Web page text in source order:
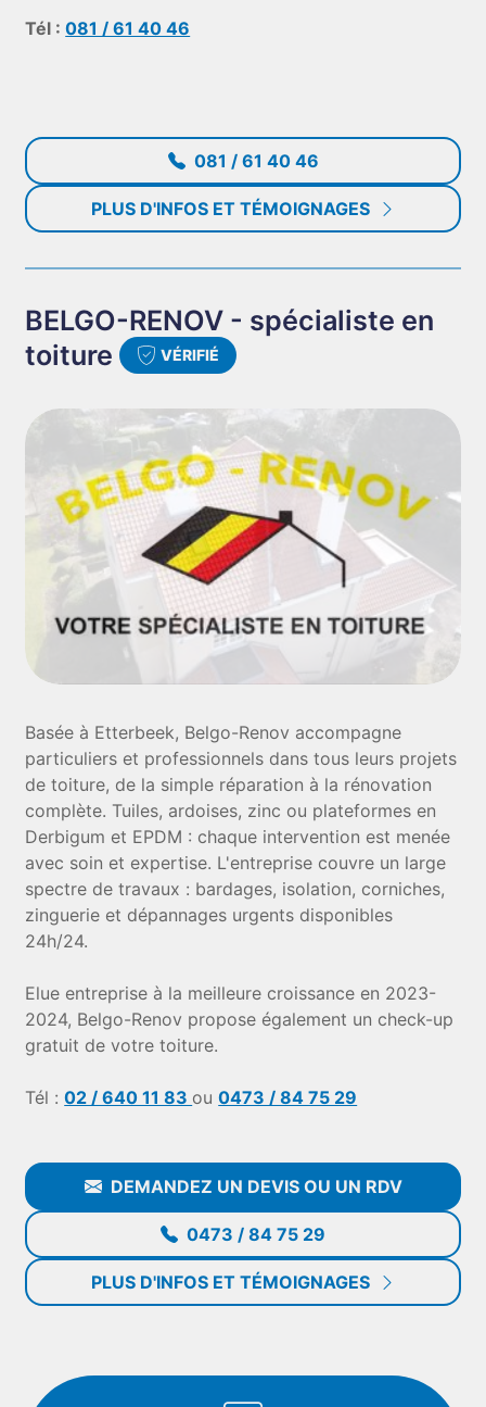
Tél :081 / 61 40 46
081 / 61 40 46
PLUS D'INFOS ET TÉMOIGNAGES
BELGO-RENOV - spécialiste en
toiture
VÉRIFIÉ
Basée à Etterbeek, Belgo-Renov accompagne
particuliers et professionnels dans tous leurs projets
de toiture, de la simple réparation à la rénovation
complète. Tuiles, ardoises, zinc ou plateformes en
Derbigum et EPDM : chaque intervention est menée
avec soin et expertise. L'entreprise couvre un large
spectre de travaux : bardages, isolation, corniches,
zinguerie et dépannages urgents disponibles
24h/24.
Elue entreprise à la meilleure croissance en 2023-
2024, Belgo-Renov propose également un check-up
gratuit de votre toiture.
Tél :02 / 640 11 83 ou0473 / 84 75 29
DEMANDEZ UN DEVIS OU UN RDV
0473 / 84 75 29
PLUS D'INFOS ET TÉMOIGNAGES